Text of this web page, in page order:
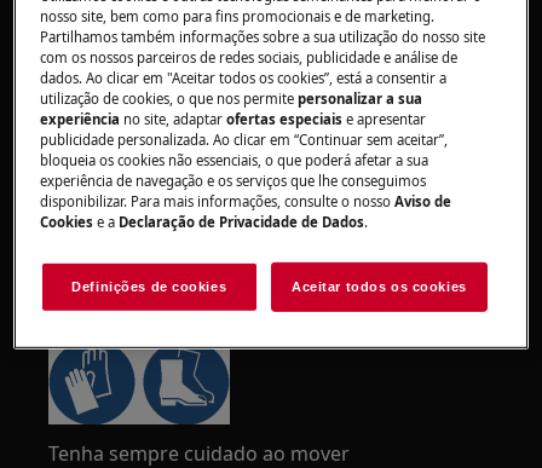
AVISO!RISCO DE LESÃO
Tenha sempre cuidado ao mover
nosso site, bem como para fins promocionais e de marketing.
Partilhamos também informações sobre a sua utilização do nosso site
com os nossos parceiros de redes sociais, publicidade e análise de
dados. Ao clicar em "Aceitar todos os cookies”, está a consentir a
utilização de cookies, o que nos permitepersonalizar a sua
experiência no site, adaptarofertas especiaise apresentar
publicidade personalizada. Ao clicar em “Continuar sem aceitar”,
bloqueia os cookies não essenciais, o que poderá afetar a sua
experiência de navegação e os serviços que lhe conseguimos
disponibilizar. Para mais informações, consulte o nossoAviso de
Cookies e a Declaração de Privacidade de Dados.
Definições de cookies Aceitar todos os cookies